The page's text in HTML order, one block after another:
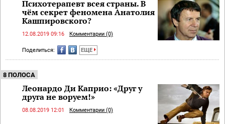
Психотерапевт всея страны. В
чём секрет феномена Анатолия
Кашпировского?
12.08.2019 09:16 Комментарии (0)
Поделиться: ЕЩЕ
8 ПОЛОСА
Леонардо Ди Каприо: «Друг у
друга не воруем!»
08.08.2019 12:01 Комментарии (0)